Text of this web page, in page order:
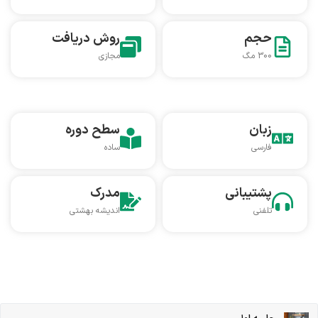
حجم
300 مگ
روش دریافت
مجازی
زبان
فارسی
سطح دوره
ساده
پشتیبانی
تلفنی
مدرک
اندیشه بهشتی